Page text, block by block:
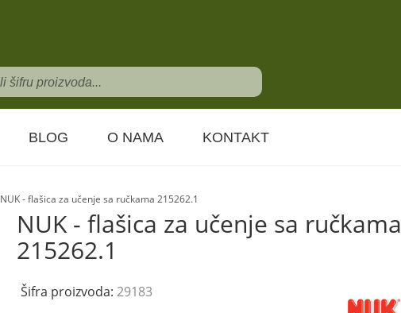
BLOG O NAMA KONTAKT
NUK - flašica za učenje sa ručkama 215262.1
NUK - flašica za učenje sa ručkama
215262.1
Šifra proizvoda: 29183